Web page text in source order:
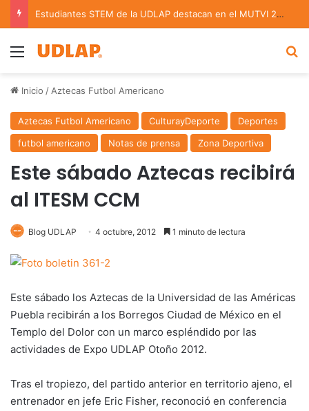
Estudiantes STEM de la UDLAP destacan en el MUTVI 2026
Menu
Inicio / Aztecas Futbol Americano
Aztecas Futbol Americano CulturayDeporte
Deportes
futbol americano
Notas de prensa Zona Deportiva
Este sábado Aztecas recibirá
al ITESM CCM
Blog UDLAP 4 octubre, 2012 1 minuto de lectura
Este sábado los Aztecas de la Universidad de las Américas
Puebla recibirán a los Borregos Ciudad de México en el
Templo del Dolor con un marco espléndido por las
actividades de Expo UDLAP Otoño 2012.
Tras el tropiezo, del partido anterior en territorio ajeno, el
entrenador en jefe Eric Fisher, reconoció en conferencia